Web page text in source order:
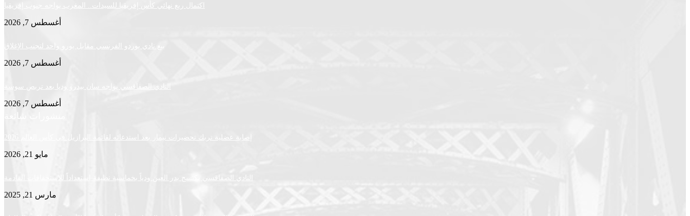
اكتمال ربع نهائي كأس إفريقيا للسيدات.. المغرب يواجه جنوب إفريقيا
أغسطس 7, 2026
بيع نادي بوردو الفرنسي مقابل يورو واحد لتجنب الإغلاق
أغسطس 7, 2026
النادي الصفاقسي يواجه سان بيدرو وديا بعد تربص سوسة
أغسطس 7, 2026
منشورات شائعة
إصابة عضلية تربك تحضيرات نيمار بعد استدعائه لقائمة البرازيل في كأس العالم 2026
مايو 21, 2026
النادي الصفاقسي يكتسح بدر العين ودياً بخماسية نظيفة استعداداً للاستحقاقات القادمة
مارس 21, 2025